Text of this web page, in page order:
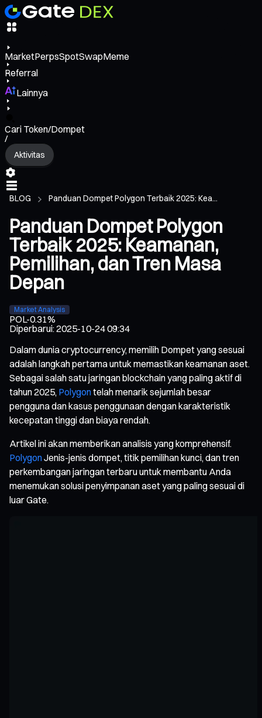
MarketPerpsSpotSwapMeme
Referral
Lainnya
Cari Token/Dompet
/
Aktivitas
BLOG Panduan Dompet Polygon Terbaik 2025: Kea...
Panduan Dompet Polygon
Terbaik 2025: Keamanan,
Pemilihan, dan Tren Masa
Depan
Market Analysis
POL-0.31%
Diperbarui:2025-10-24 09:34
Dalam dunia cryptocurrency, memilih Dompet yang sesuai
adalah langkah pertama untuk memastikan keamanan aset.
Sebagai salah satu jaringan blockchain yang paling aktif di
tahun 2025, Polygontelah menarik sejumlah besar
pengguna dan kasus penggunaan dengan karakteristik
kecepatan tinggi dan biaya rendah.
Artikel ini akan memberikan analisis yang komprehensif.
PolygonJenis-jenis dompet, titik pemilihan kunci, dan tren
perkembangan jaringan terbaru untuk membantu Anda
menemukan solusi penyimpanan aset yang paling sesuai di
luar Gate.